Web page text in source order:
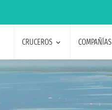
CRUCEROS COMPAÑÍAS